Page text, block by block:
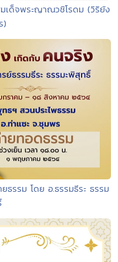
เด็จพระญาณวชิโรดม (วิริยัง
)
ธรรม โดย อ.ธรรมธีระ ธรรม